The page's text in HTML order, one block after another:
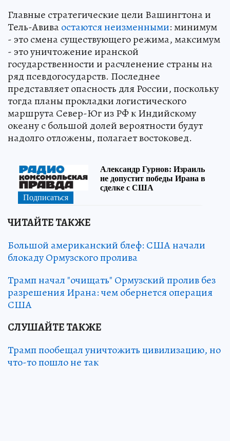
Главные стратегические цели Вашингтона и
Тель-Авиваостаются неизменными: минимум
- это смена существующего режима, максимум
- это уничтожение иранской
государственности и расчленение страны на
ряд псевдогосударств. Последнее
представляет опасность для России, поскольку
тогда планы прокладки логистического
маршрута Север-Юг из РФ к Индийскому
океану с большой долей вероятности будут
надолго отложены, полагает востоковед.
ЧИТАЙТЕ ТАКЖЕ
Большой американский блеф: США начали
блокаду Ормузского пролива
Трамп начал "очищать" Ормузский пролив без
разрешения Ирана: чем обернется операция
США
СЛУШАЙТЕ ТАКЖЕ
Трамп пообещал уничтожить цивилизацию, но
что-то пошло не так